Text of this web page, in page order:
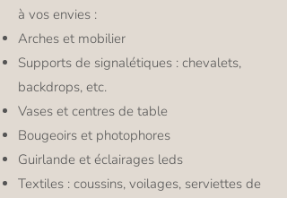
à vos envies :
Arches et mobilier
Supports de signalétiques : chevalets,
backdrops, etc.
Vases et centres de table
Bougeoirs et photophores
Guirlande et éclairages leds
Textiles : coussins, voilages, serviettes de